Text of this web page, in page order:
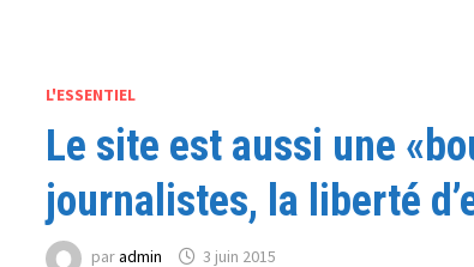
L'ESSENTIEL
Le site est aussi une
journalistes, la liberté
paradmin 3 juin 2015